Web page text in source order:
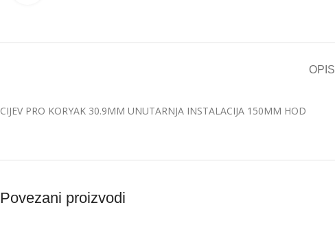
OPIS
CIJEV PRO KORYAK 30.9MM UNUTARNJA INSTALACIJA 150MM HOD
Povezani proizvodi